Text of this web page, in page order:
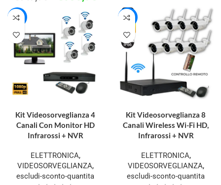
-24%
Kit Videosorveglianza 4
Canali Con Monitor HD
Infrarossi + NVR
ELETTRONICA,
VIDEOSORVEGLIANZA,
escludi-sconto-quantita
-15%
Kit Videosorveglianza 8
Canali Wireless Wi-Fi HD,
Infrarossi + NVR
ELETTRONICA,
VIDEOSORVEGLIANZA,
escludi-sconto-quantita